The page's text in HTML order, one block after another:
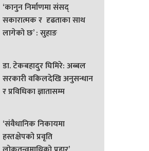
‘कानुन निर्माणमा संसद्
सकारात्मक र दृढताका साथ
लागेको छ’ : सुहाङ
डा. टेकबहादुर घिमिरे: अब्बल
सरकारी वकिलदेखि अनुसन्धान
र प्रविधिका ज्ञातासम्म
‘संवैधानिक निकायमा
हस्तक्षेपको प्रवृति